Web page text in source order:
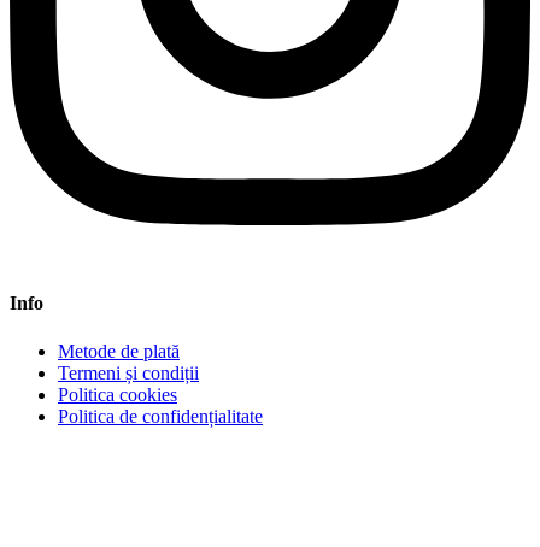
Info
Metode de plată
Termeni și condiții
Politica cookies
Politica de confidențialitate